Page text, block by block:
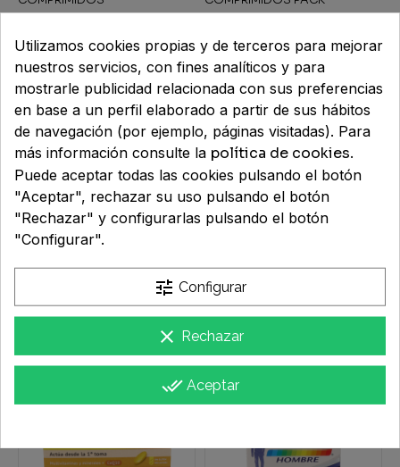
PROMOCIONAL
LEOTRON MAGNESIO
13,95 € 11,65 €
Utilizamos cookies propias y de terceros para mejorar
nuestros servicios, con fines analíticos y para
mostrarle publicidad relacionada con sus preferencias
en base a un perfil elaborado a partir de sus hábitos
de navegación (por ejemplo, páginas visitadas). Para
más información consulte la política de cookies.
Puede aceptar todas las cookies pulsando el botón
"Aceptar", rechazar su uso pulsando el botón
"Rechazar" y configurarlas pulsando el botón
"Configurar".
tune Configurar
clear Rechazar
done_all Aceptar